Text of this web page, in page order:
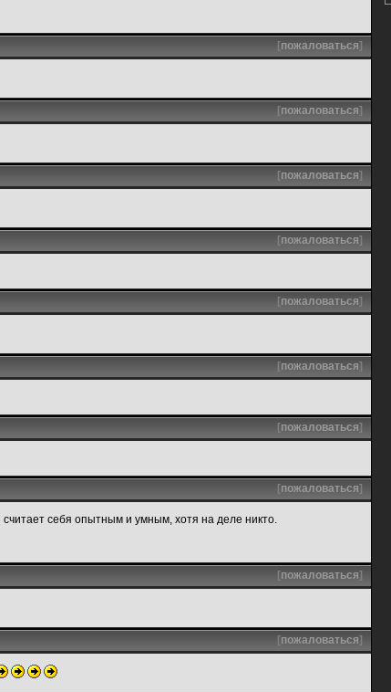
[пожаловаться]
[пожаловаться]
[пожаловаться]
[пожаловаться]
[пожаловаться]
[пожаловаться]
[пожаловаться]
[пожаловаться]
себя опытным и умным, хотя на деле никто.
[пожаловаться]
[пожаловаться]